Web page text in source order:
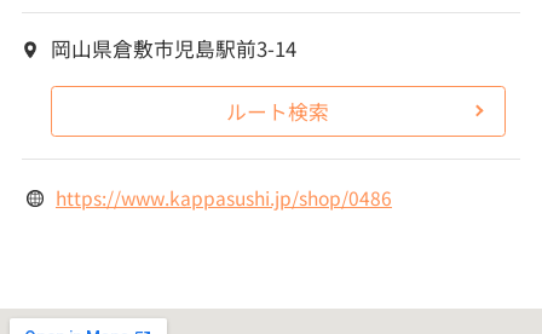
岡山県倉敷市児島駅前3-14
ルート検索
https://www.kappasushi.jp/shop/0486